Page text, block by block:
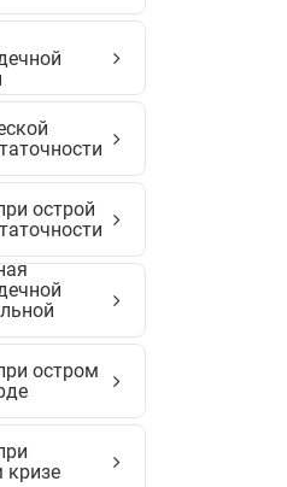
острой
остром
кризе